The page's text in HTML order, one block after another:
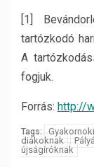
[1]
tartózkodó
A
fogjuk.
Forrás: http://
Tags:
diákoknak
újságíróknak